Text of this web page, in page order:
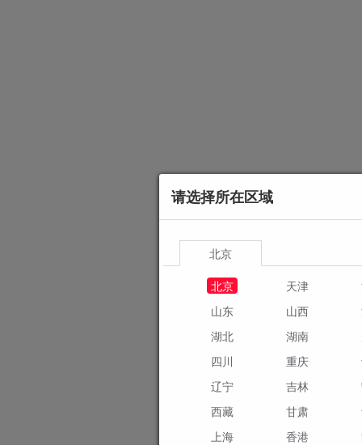
请选择所在区域
北京
北京
天津
山东
山西
湖北
湖南
四川
重庆
辽宁
吉林
西藏
甘肃
上海
香港